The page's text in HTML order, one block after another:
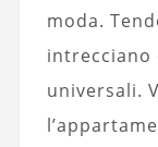
moda.
intrecciano
universali.